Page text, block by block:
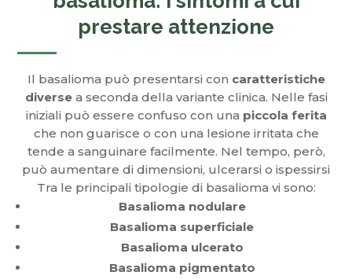
prestare attenzione
Il basalioma può presentarsi con caratteristiche
diversea seconda della variante clinica. Nelle fasi
iniziali può essere confuso con una piccola ferita
che non guarisce o con una lesione irritata che
tende a sanguinare facilmente. Nel tempo, però,
può aumentare di dimensioni, ulcerarsi o ispessirsi
Tra le principali tipologie di basalioma vi sono:
Basalioma nodulare
Basalioma superficiale
Basalioma ulcerato
Basalioma pigmentato